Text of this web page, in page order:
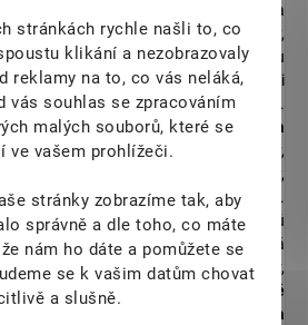
stránkách rychle našli to, co
klikání a nezobrazovaly
reklamy na to, co vás neláká,
vás souhlas se zpracováním
malých souborů, které se
ve vašem prohlížeči.
stránky zobrazíme tak, aby
správně a dle toho, co máte
nám ho dáte a pomůžete se
se k vašim datům chovat
a slušně.
Každá surovina nám projde pod rukami a
máme možnost neustálé kontroly,
můžeme zaručit nejvyšší možnou
Samozřejmostí je pro naši
HACCP a pravidelné kontroly SZPI.
formě sušené, mleté, masti, kapsle a
a semena.Afrodisiaka, Simulanty,
produkty TCM, Peru, Jižní Ameriky,
evropské, či nejkvalitnější čaje.
čínská, Maca, Jiaogulan, pět druhů
Škornice, Ginko, Psyllium Fialová
Naga Jolokia, Pu-Erh, Kakaové boby,
a mnoho dalších.
V sezóně
zaměřené na tyto byliny a